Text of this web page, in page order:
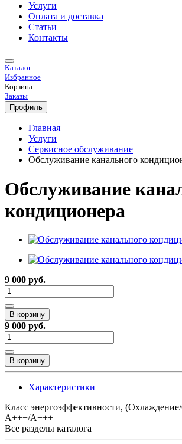
Услуги
Оплата и доставка
Статьи
Контакты
Каталог
Избранное
Корзина
Заказы
Профиль
Главная
Услуги
Сервисное обслуживание
Обслуживание канального
Обслуживание
кондиционера
9 000 руб.
В корзину
9 000 руб.
В корзину
Характеристики
Класс энергоэффективности,
A+++/A+++
Все разделы каталога